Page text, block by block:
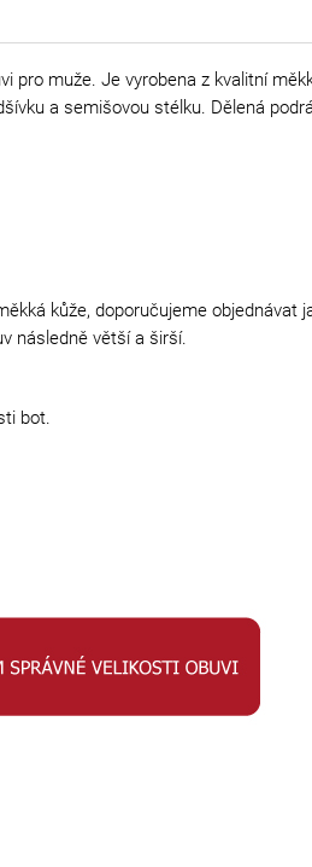
pro muže. Je vyrobena z kvalitní
a semišovou stélku. Dělená
kůže, doporučujeme
následně větší a širší.
bot.